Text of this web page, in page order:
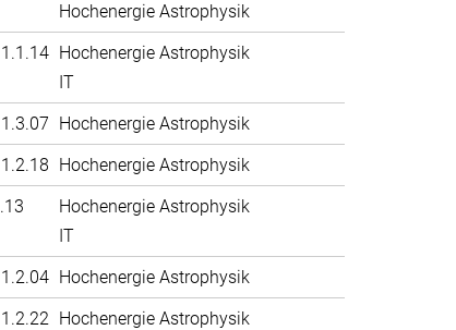
Hochenergie Astrophysik
Hochenergie Astrophysik
IT
Hochenergie Astrophysik
Hochenergie Astrophysik
Hochenergie Astrophysik
IT
Hochenergie Astrophysik
Hochenergie Astrophysik